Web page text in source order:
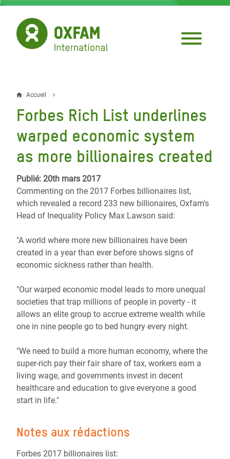
Aller
contenu
principal
Fil
d'Ariane
Accueil
Forbes Rich List underlines
warped economic system
as more billionaires created
Publié: 20th mars 2017
Commenting on the 2017 Forbes billionaires list,
which revealed a record 233 new billionaires, Oxfam's
Head of Inequality Policy Max Lawson said:
"A world where more new billionaires have been
created in a year than ever before shows signs of
economic sickness rather than health.
"Our warped economic model leads to more unequal
societies that trap millions of people in poverty - it
allows an elite group to accrue extreme wealth while
one in nine people go to bed hungry every night.
"We need to build a more human economy, where the
super-rich pay their fair share of tax, workers earn a
living wage, and governments invest in decent
healthcare and education to give everyone a good
start in life."
Notes aux rédactions
Forbes 2017 billionaires list: